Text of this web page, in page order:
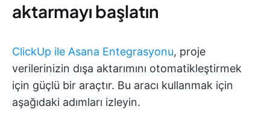
aktarmayı başlatın
ClickUp ile Asana Entegrasyonu, proje
verilerinizin dışa aktarımını otomatikleştirmek
için güçlü bir araçtır. Bu aracı kullanmak için
aşağıdaki adımları izleyin.